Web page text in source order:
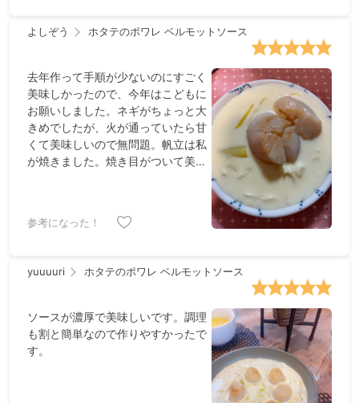
よしぞう ホタテのポワレ ベルモットソース
去年作って手順が少ないのにすごく
美味しかったので、今年はこどもに
お願いしました。ネギがちょっと大
きめでしたが、火が通っていたら甘
くて美味しいので無問題。帆立は私
が焼きました。焼き目がついて美味
も、入手しやすいのでリピ出来そう
参考になった！
yuuuuri ホタテのポワレ ベルモットソース
ソースが濃厚で美味しいです。調理
も割と簡単なので作りやすかったで
す。